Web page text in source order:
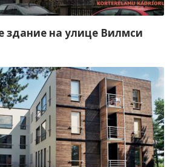
на улице Вилмси